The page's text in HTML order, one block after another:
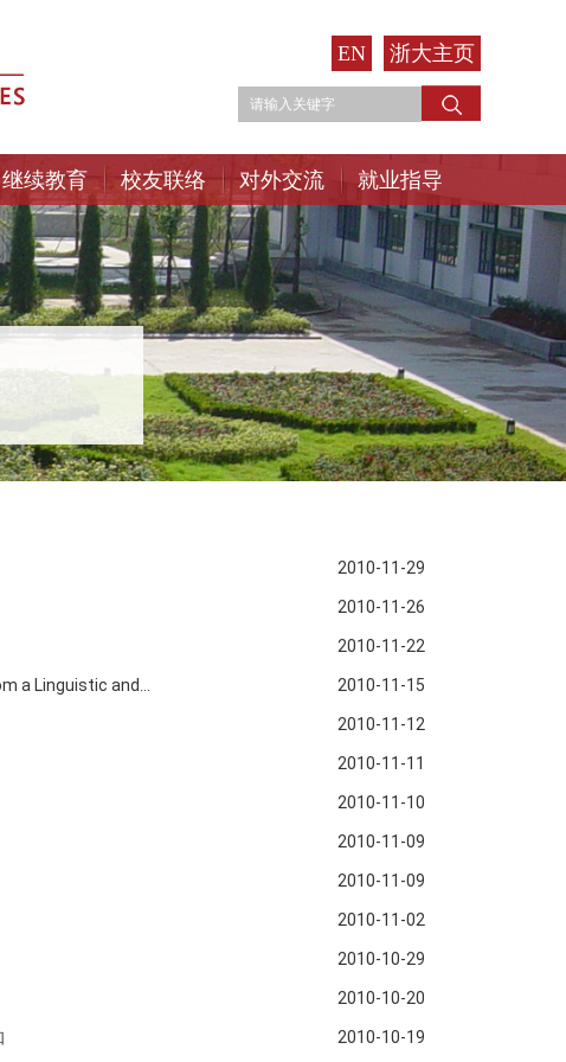
EN 浙大主页
继续教育 校友联络 对外交流 就业指导
2010-11-29
2010-11-26
2010-11-22
a Linguistic and... 2010-11-15
2010-11-12
2010-11-11
2010-11-10
2010-11-09
2010-11-09
2010-11-02
2010-10-29
2010-10-20
2010-10-19